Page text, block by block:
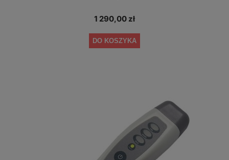
1 290,00 zł
DO KOSZYKA